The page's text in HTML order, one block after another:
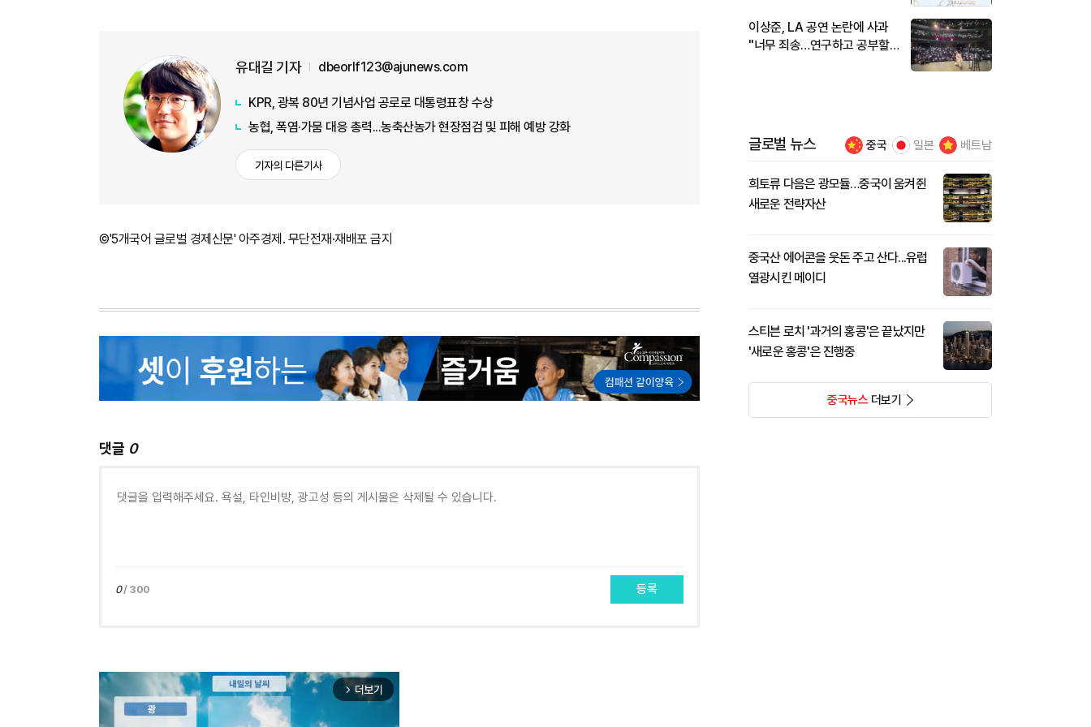
유대길 기자 dbeorlf123@ajunews.com
KPR, 광복 80년 기념사업 공로로 대통령표창 수상
농협, 폭염·가뭄 대응 총력...농축산농가 현장점검 및 피해 예방 강화
기자의 다른기사
©'5개국어 글로벌 경제신문' 아주경제. 무단전재·재배포 금지
댓글 0
0/ 300 등록
arrow_forward_ios 더보기
이상준, LA 공연 논란에 사과
"너무 죄송…연구하고 공부할
글로벌 뉴스 중국 일본 베트남
희토류 다음은 광모듈…중국이 움켜쥔
새로운 전략자산
중국산 에어콘을 웃돈 주고 산다...유럽
열광시킨 메이디
스티븐 로치 '과거의 홍콩'은 끝났지만
'새로운 홍콩'은 진행중
중국뉴스더보기